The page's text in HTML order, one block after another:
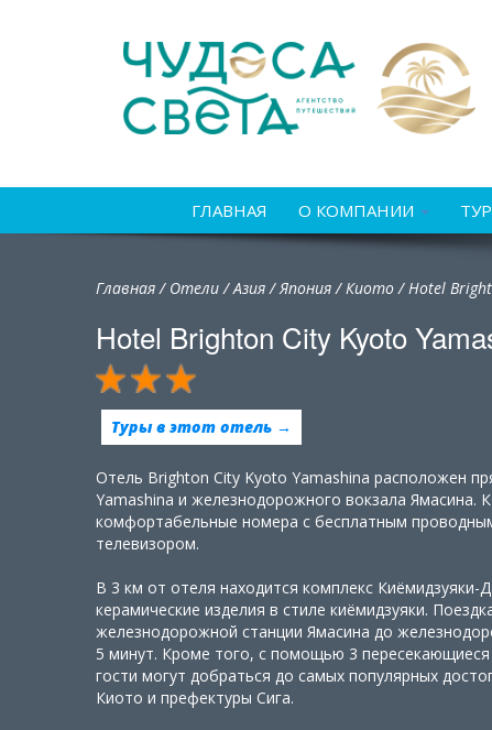
ГЛАВНАЯ О КОМПАНИИ
Главная/ Отели/Азия/Япония/Киото /Hotel
Hotel Brighton City Kyoto
Туры в этот отель →
Отель Brighton City Kyoto Yamashina расположен
Yamashina и железнодорожного вокзала Ямасина. К
комфортабельные номера с бесплатным
телевизором.
В 3 км от отеля находится комплекс
керамические изделия в стиле киёмидзуяки.
железнодорожной станции Ямасина до
5 минут. Кроме того, с помощью 3
гости могут добраться до самых популярных
Киото и префектуры Сига.